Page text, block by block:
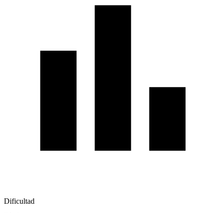
Dificultad